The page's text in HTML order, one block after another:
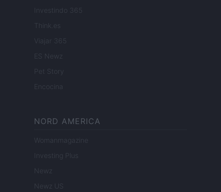
Investindo 365
Think.es
Viajar 365
ES Newz
Pet Story
Encocina
NORD AMERICA
Womanmagazine
Investing Plus
Newz
Newz US